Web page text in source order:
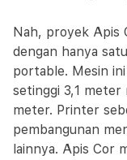
Nah, proyek Apis
dengan hanya
portable. Mesin
setinggi 3,1 meter
meter. Printer
pembangunan
lainnya. Apis Cor